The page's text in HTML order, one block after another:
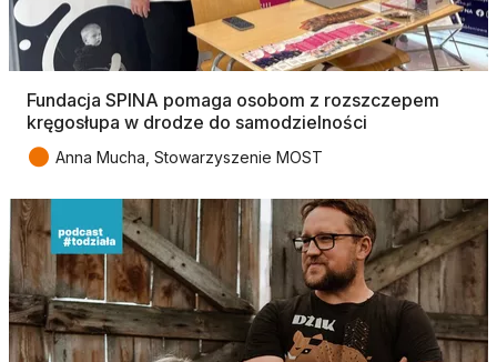
Fundacja SPINA pomaga osobom z rozszczepem
kręgosłupa w drodze do samodzielności
● Anna Mucha, Stowarzyszenie MOST